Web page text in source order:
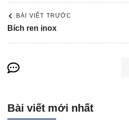
BÀI VIẾT TRƯỚC
Bích ren inox
Bài viết mới nhất